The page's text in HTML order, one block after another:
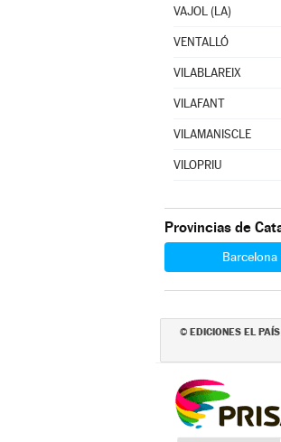
VAJOL (LA)
VENTALLÓ
VILABLAREIX
VILAFANT
VILAMANISCLE
VILOPRIU
Provincias de
Barcelona
© EDICIONES EL